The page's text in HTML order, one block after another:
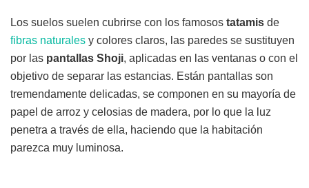
Los suelos suelen cubrirse con los famosos tatamis de
fibras naturales y colores claros, las paredes se sustituyen
por las pantallas Shoji, aplicadas en las ventanas o con el
objetivo de separar las estancias. Están pantallas son
tremendamente delicadas, se componen en su mayoría de
papel de arroz y celosias de madera, por lo que la luz
penetra a través de ella, haciendo que la habitación
parezca muy luminosa.